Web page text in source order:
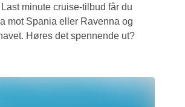
minute cruise-tilbud får du
mot Spania eller Ravenna og
Høres det spennende ut?